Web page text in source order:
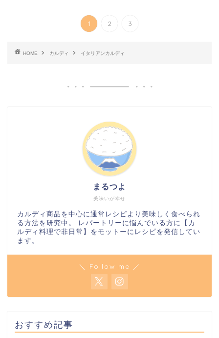
1 2 3
HOME カルディ イタリアンカルディ
美味いが幸せ
まるつよ
カルディ商品を中心に通常レシピより美味しく食べられ
る方法を研究中。 レパートリーに悩んでいる方に【カ
ルディ料理で非日常】をモットーにレシピを発信してい
ます。
＼ Follow me ／
おすすめ記事